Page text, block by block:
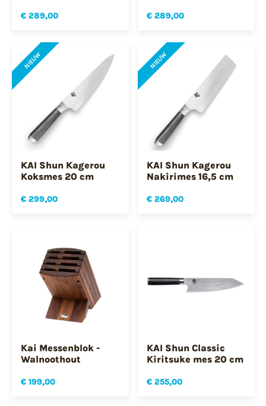
€ 289,00 € 289,00
NIEUW
KAI Shun Kagerou
Koksmes 20 cm
€ 299,00
NIEUW
KAI Shun Kagerou
Nakirimes 16,5 cm
€ 269,00
Kai Messenblok -
Walnoothout
€ 199,00
KAI Shun Classic
Kiritsuke mes 20 cm
€ 255,00